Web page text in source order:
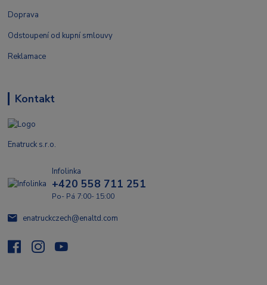
Doprava
Odstoupení od kupní smlouvy
Reklamace
Kontakt
Enatruck s.r.o.
Infolinka
+420 558 711 251
Po- Pá 7:00- 15:00
enatruckczech@enaltd.com